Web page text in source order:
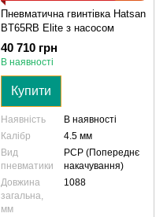
Пневматична гвинтівка Hatsan
BT65RB Elite з насосом
40 710 грн
В наявності
Купити
Наявність
В наявності
Калібр
4.5 мм
Вид
пневматики
PCP (Попереднє
накачування)
Довжина
загальна,
мм
1088